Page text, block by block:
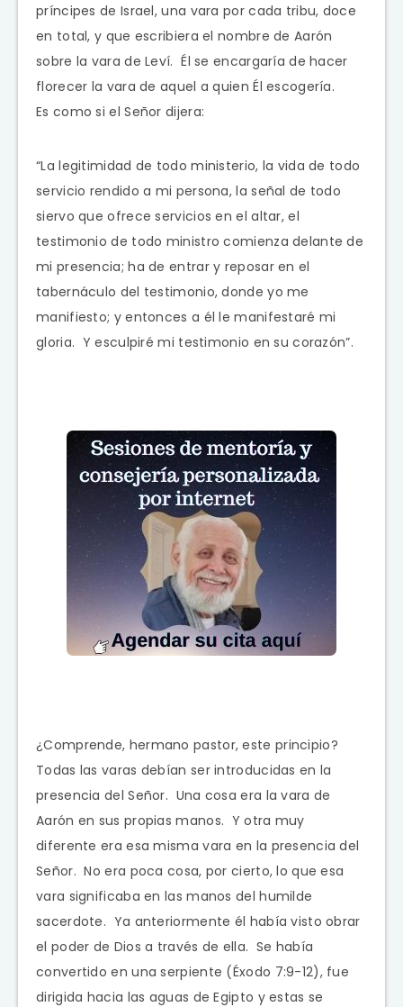
príncipes de Israel, una vara por cada tribu, doce
en total, y que escribiera el nombre de Aarón
sobre la vara de Leví. Él se encargaría de hacer
florecer la vara de aquel a quien Él escogería.
Es como si el Señor dijera:
“La legitimidad de todo ministerio, la vida de todo
servicio rendido a mi persona, la señal de todo
siervo que ofrece servicios en el altar, el
testimonio de todo ministro comienza delante de
mi presencia; ha de entrar y reposar en el
tabernáculo del testimonio, donde yo me
manifiesto; y entonces a él le manifestaré mi
gloria. Y esculpiré mi testimonio en su corazón”.
¿Comprende, hermano pastor, este principio?
Todas las varas debían ser introducidas en la
presencia del Señor. Una cosa era la vara de
Aarón en sus propias manos. Y otra muy
diferente era esa misma vara en la presencia del
Señor. No era poca cosa, por cierto, lo que esa
vara significaba en las manos del humilde
sacerdote. Ya anteriormente él había visto obrar
el poder de Dios a través de ella. Se había
convertido en una serpiente (Éxodo 7:9-12), fue
dirigida hacia las aguas de Egipto y estas se